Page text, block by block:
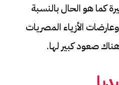
كما هو الحال بالنسبة
الأزياء المصريات
صعود كبير لها.